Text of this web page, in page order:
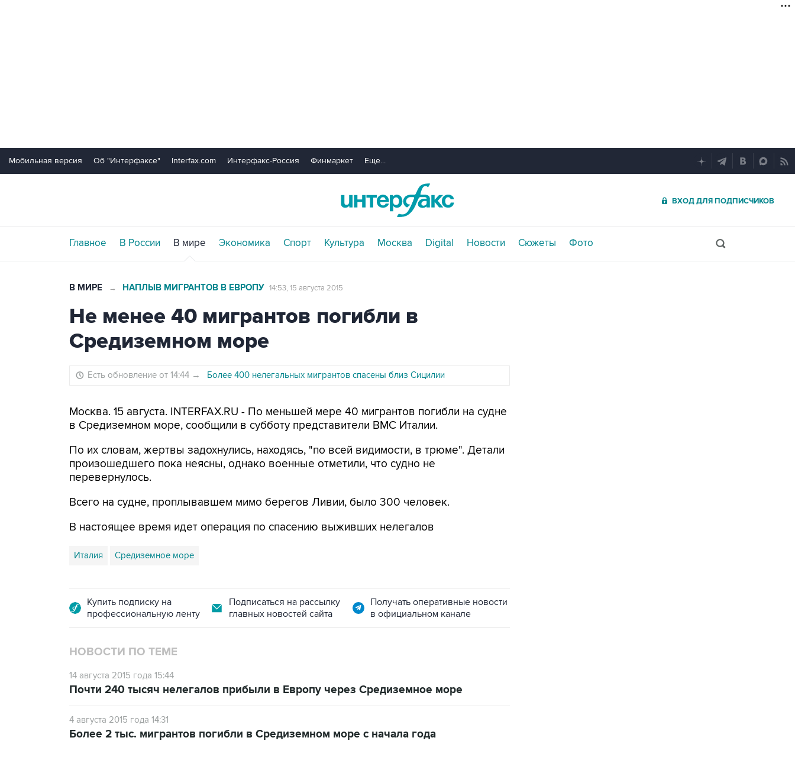
Мобильная версия Об "Интерфаксе" Interfax.com Интерфакс-Россия Финмаркет Еще...
ВХОД ДЛЯ ПОДПИСЧИКОВ
Главное В России В мире Экономика Спорт Культура Москва Digital Новости Сюжеты Фото
В МИРЕ → НАПЛЫВ МИГРАНТОВ В ЕВРОПУ 14:53, 15 августа 2015
Не менее 40 мигрантов погибли в
Средиземном море
Есть обновление от 14:44 → Более 400 нелегальных мигрантов спасены близ Сицилии
Москва. 15 августа. INTERFAX.RU - По меньшей мере 40 мигрантов погибли на судне
в Средиземном море, сообщили в субботу представители ВМС Италии.
По их словам, жертвы задохнулись, находясь, "по всей видимости, в трюме". Детали
произошедшего пока неясны, однако военные отметили, что судно не
перевернулось.
Всего на судне, проплывавшем мимо берегов Ливии, было 300 человек.
В настоящее время идет операция по спасению выживших нелегалов
Италия Средиземное море
Купить подписку на
профессиональную ленту
Подписаться на рассылку
главных новостей сайта
Получать оперативные новости
в официальном канале
НОВОСТИ ПО ТЕМЕ
14 августа 2015 года 15:44
Почти 240 тысяч нелегалов прибыли в Европу через Средиземное море
4 августа 2015 года 14:31
Более 2 тыс. мигрантов погибли в Средиземном море с начала года